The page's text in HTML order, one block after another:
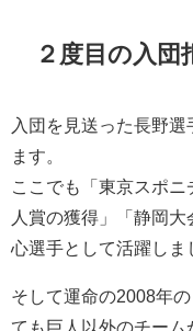
２度目の入団
入団を見送った長野選
ます。
ここでも「東京スポ
人賞の獲得」「静岡
心選手として活躍しま
そして運命の2008年
ても巨人以外のチーム